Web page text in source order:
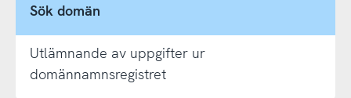
Sök domän
Utlämnande av uppgifter ur
domännamnsregistret